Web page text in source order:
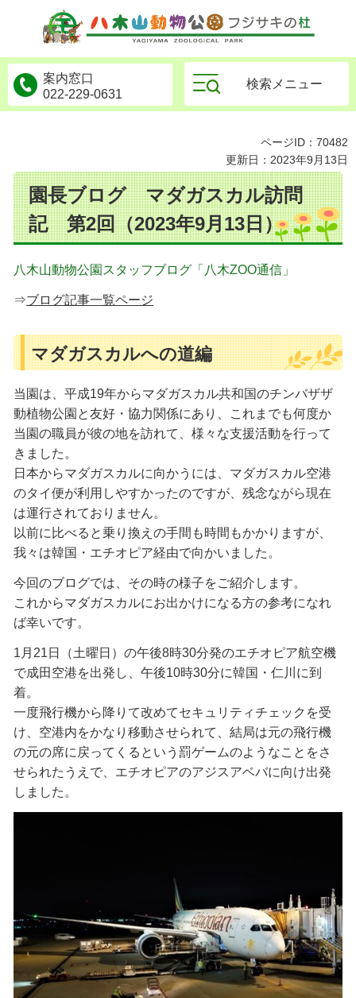
公園フジサキの杜
案内窓口
022-229-0631
検索メニュー
ページID：70482
更新日：2023年9月13日
園長ブログ マダガスカル訪問
記 第2回（2023年9月13日）
八木山動物公園スタッフブログ「八木ZOO通信」
⇒ブログ記事一覧ページ
マダガスカルへの道編
当園は、平成19年からマダガスカル共和国のチンバザザ
動植物公園と友好・協力関係にあり、これまでも何度か
当園の職員が彼の地を訪れて、様々な支援活動を行って
きました。
日本からマダガスカルに向かうには、マダガスカル空港
のタイ便が利用しやすかったのですが、残念ながら現在
は運行されておりません。
以前に比べると乗り換えの手間も時間もかかりますが、
我々は韓国・エチオピア経由で向かいました。
今回のブログでは、その時の様子をご紹介します。
これからマダガスカルにお出かけになる方の参考になれ
ば幸いです。
1月21日（土曜日）の午後8時30分発のエチオピア航空機
で成田空港を出発し、午後10時30分に韓国・仁川に到
着。
一度飛行機から降りて改めてセキュリティチェックを受
け、空港内をかなり移動させられて、結局は元の飛行機
の元の席に戻ってくるという罰ゲームのようなことをさ
せられたうえで、エチオピアのアジスアベバに向け出発
しました。